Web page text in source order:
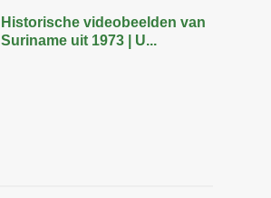
Historische videobeelden van
Suriname uit 1973 | U...